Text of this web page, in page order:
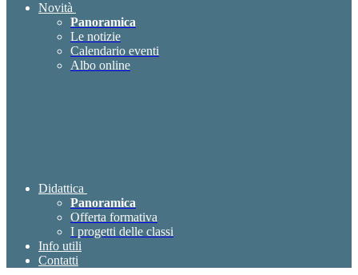
Novità
Panoramica
Le notizie
Calendario eventi
Albo online
Didattica
Panoramica
Offerta formativa
I progetti delle classi
Info utili
Contatti